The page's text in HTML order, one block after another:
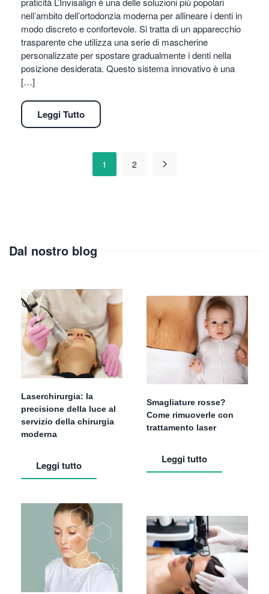
nell’ambito dell’ortodonzia moderna per allineare i denti in
modo discreto e confortevole. Si tratta di un apparecchio
trasparente che utilizza una serie di mascherine
personalizzate per spostare gradualmente i denti nella
posizione desiderata. Questo sistema innovativo è una
[…]
Leggi Tutto
1 2
Dal nostro blog
Laserchirurgia: la
precisione della luce al
servizio della chirurgia
moderna
Leggi tutto
Smagliature rosse?
Come rimuoverle con
trattamento laser
Leggi tutto